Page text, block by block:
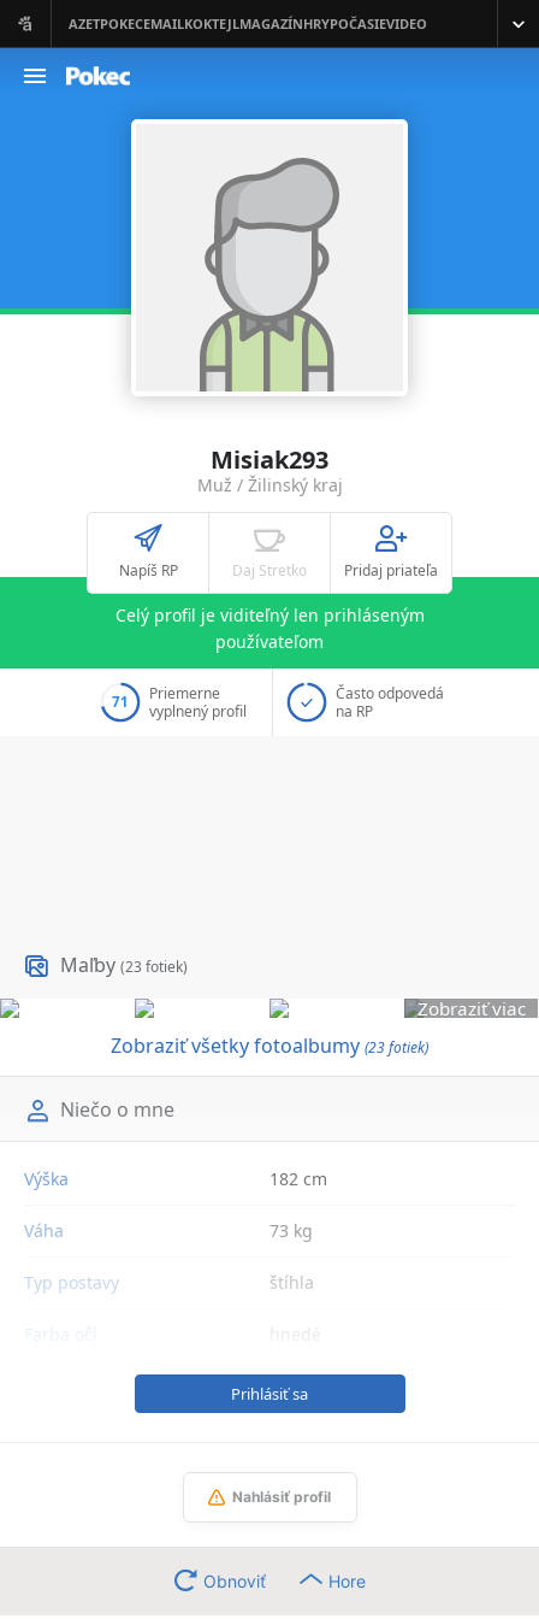
Misiak293
Muž / Žilinský kraj
Napíš RP Daj Stretko Pridaj priateľa
Celý profil je viditeľný len prihláseným
používateľom
71
Priemerne
vyplnený profil
Často odpovedá
na RP
Maľby(23 fotiek)
Zobraziť viac
Zobraziť všetky fotoalbumy (23 fotiek)
Niečo o mne
Výška 182 cm
Váha 73 kg
Typ postavy štíhla
hnedé
Prihlásiť sa
Nahlásiť profil
Obnoviť Hore